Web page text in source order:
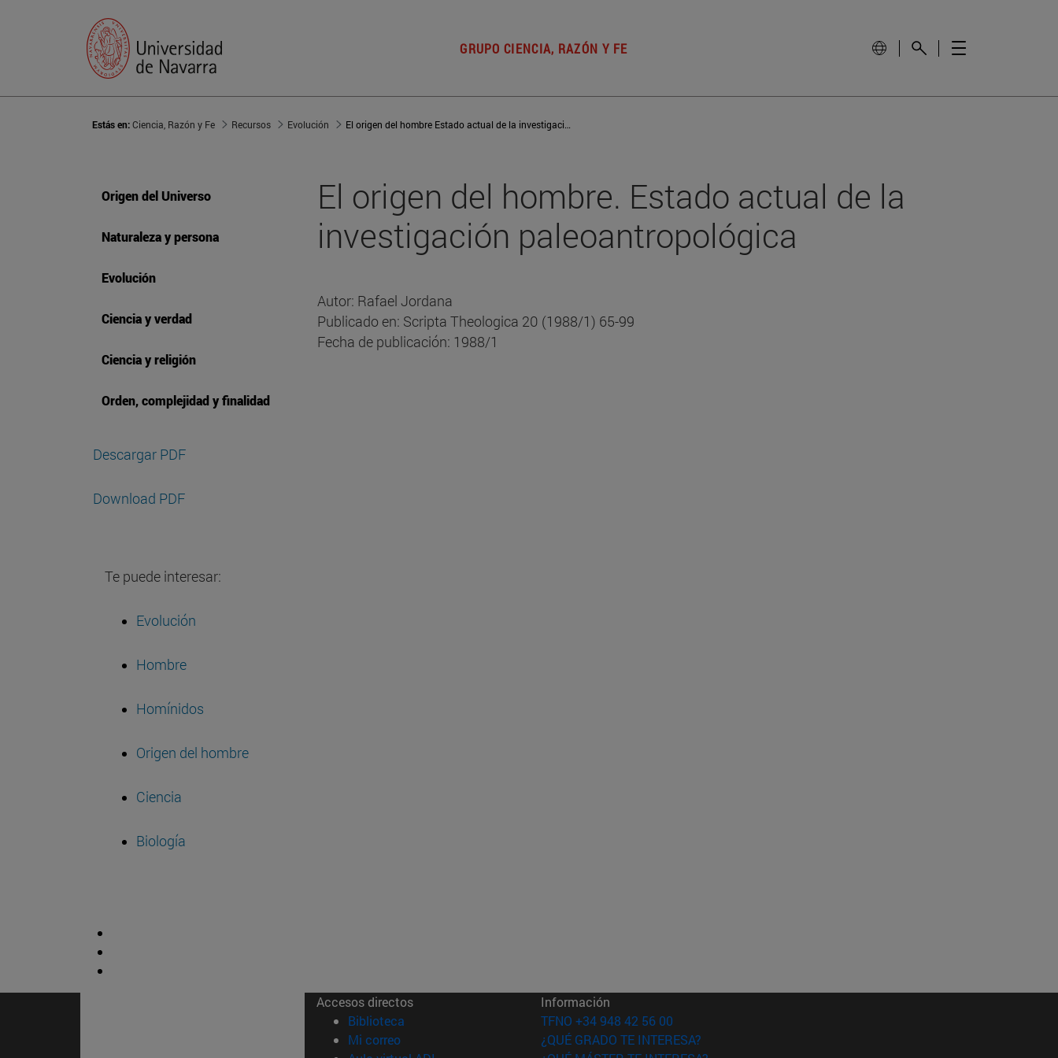
GRUPO CIENCIA, RAZÓN Y FE
Estás en:Ciencia, Razón y Fe Recursos Evolución El origen del hombre Estado actual de la investigación paleoantropológica
Origen del Universo
Naturaleza y persona
Evolución
Ciencia y verdad
Ciencia y religión
Orden, complejidad y finalidad
Descargar PDF
Download PDF
Te puede interesar:
Evolución
Hombre
Homínidos
Origen del hombre
Ciencia
Biología
El origen del hombre. Estado actual de la
investigación paleoantropológica
Autor: Rafael Jordana
Publicado en: Scripta Theologica 20 (1988/1) 65-99
Fecha de publicación: 1988/1
Accesos directos
Biblioteca (abre en nueva ventana)
Mi correo(abre en nueva ventana)
Información
TFNO +34 948 42 56 00
¿QUÉ GRADO TE INTERESA?